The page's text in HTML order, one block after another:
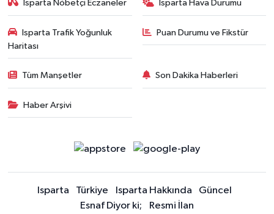
Isparta Nöbetçi Eczaneler Isparta Hava Durumu
Isparta Trafik Yoğunluk
Haritası
Puan Durumu ve Fikstür
Tüm Manşetler Son Dakika Haberleri
Haber Arşivi
Isparta Türkiye Isparta Hakkında
Güncel
Esnaf Diyor ki;
Resmi İlan